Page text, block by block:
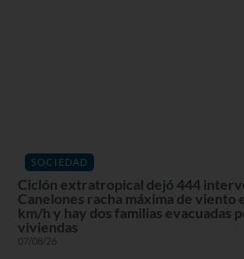
SOCIEDAD
Ciclón extratropical dejó 444
Canelones racha máxima de viento
km/h y hay dos familias evacuadas
viviendas
07/08/26